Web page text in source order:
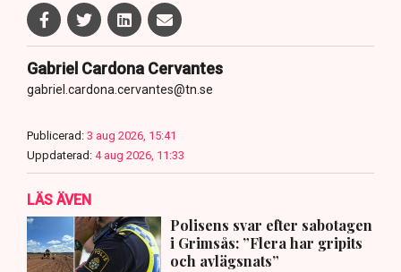
Gabriel Cardona Cervantes
gabriel.cardona.cervantes@tn.se
Publicerad: 3 aug 2026, 15:41
Uppdaterad: 4 aug 2026, 11:33
LÄS ÄVEN
Polisens svar efter sabotagen
i Grimsås: ”Flera har gripits
och avlägsnats”